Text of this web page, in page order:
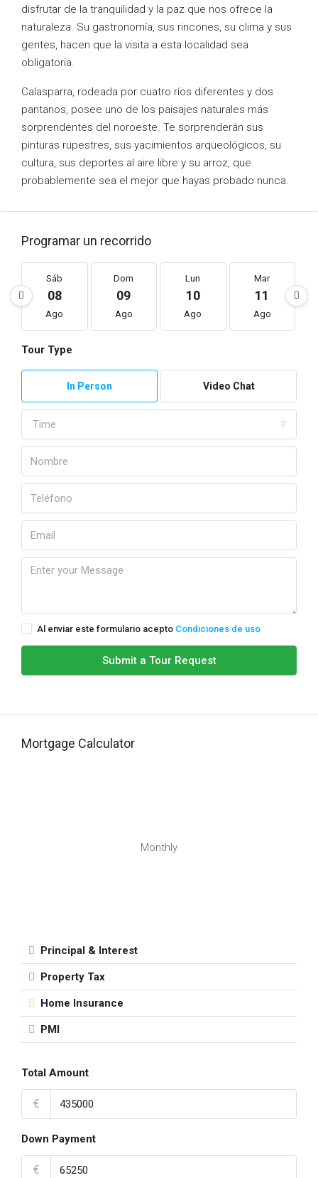
disfrutar de la tranquilidad y la paz que nos ofrece la
naturaleza. Su gastronomía, sus rincones, su clima y sus
gentes, hacen que la visita a esta localidad sea
obligatoria.
Calasparra, rodeada por cuatro ríos diferentes y dos
pantanos, posee uno de los paisajes naturales más
sorprendentes del noroeste. Te sorprenderán sus
pinturas rupestres, sus yacimientos arqueológicos, su
cultura, sus deportes al aire libre y su arroz, que
probablemente sea el mejor que hayas probado nunca.
Programar un recorrido
Sáb
08
Ago
Dom
09
Ago
Lun
10
Ago
Mar
11
Ago
Tour Type
In Person Video Chat
Time
Al enviar este formulario acepto Condiciones de uso
Submit a Tour Request
Mortgage Calculator
Monthly
Principal & Interest
Property Tax
Home Insurance
PMI
Total Amount
€
Down Payment
€